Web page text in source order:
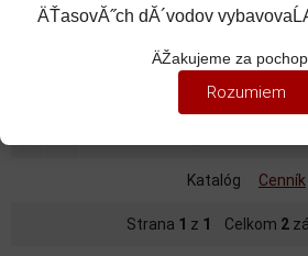
Katalóg Cenník
Strana 1 z 1 Celkom 2
ÄŤasovĂ˝ch dĂ´vodov
ÄŽakujeme za
Rozumiem